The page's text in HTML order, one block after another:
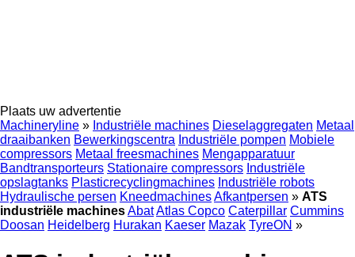
Plaats uw advertentie
Machineryline » Industriële machines Dieselaggregaten Metaal
draaibanken Bewerkingscentra Industriële pompen Mobiele
compressors Metaal freesmachines Mengapparatuur
Bandtransporteurs Stationaire compressors Industriële
opslagtanks Plasticrecyclingmachines Industriële robots
Hydraulische persen KneedmachinesAfkantpersen » ATS
industriële machinesAbatAtlas Copco Caterpillar Cummins
Doosan Heidelberg Hurakan Kaeser Mazak TyreON »